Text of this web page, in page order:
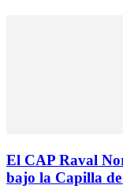
El CAP Raval
bajo la Capilla